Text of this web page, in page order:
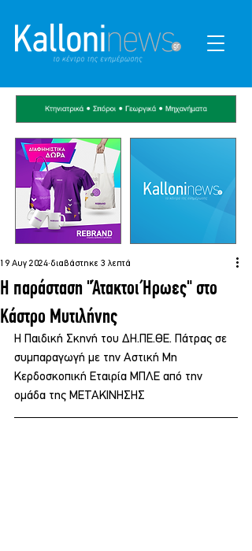
Η παράσταση "Άτακτοι Ήρωες" στο
Κάστρο Μυτιλήνης
19 Αυγ 2024 διαβάστηκε 3 λεπτά
Η Παιδική Σκηνή του ΔΗ.ΠΕ.ΘΕ. Πάτρας σε
συμπαραγωγή με την Αστική Μη
Κερδοσκοπική Εταιρία ΜΠΛΕ από την
ομάδα της ΜΕΤΑΚΙΝΗΣΗΣ